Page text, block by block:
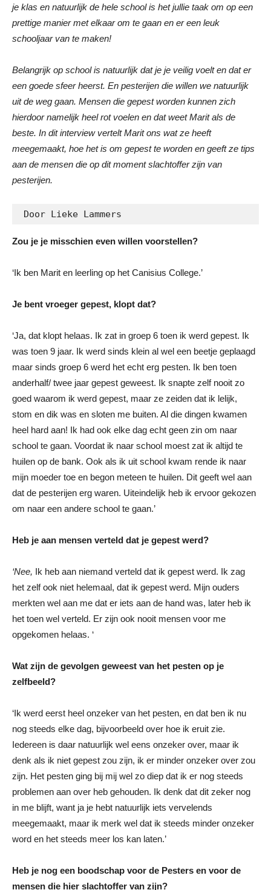
je klas en natuurlijk de hele school is het jullie taak om op een
prettige manier met elkaar om te gaan en er een leuk
schooljaar van te maken!
Belangrijk op school is natuurlijk dat je je veilig voelt en dat er
een goede sfeer heerst. En pesterijen die willen we natuurlijk
uit de weg gaan. Mensen die gepest worden kunnen zich
hierdoor namelijk heel rot voelen en dat weet Marit als de
beste. In dit interview vertelt Marit ons wat ze heeft
meegemaakt, hoe het is om gepest te worden en geeft ze tips
aan de mensen die op dit moment slachtoffer zijn van
pesterijen.
Door Lieke Lammers
Zou je je misschien even willen voorstellen?
‘Ik ben Marit en leerling op het Canisius College.’
Je bent vroeger gepest, klopt dat?
‘Ja, dat klopt helaas. Ik zat in groep 6 toen ik werd gepest. Ik
was toen 9 jaar. Ik werd sinds klein al wel een beetje geplaagd
maar sinds groep 6 werd het echt erg pesten. Ik ben toen
anderhalf/ twee jaar gepest geweest. Ik snapte zelf nooit zo
goed waarom ik werd gepest, maar ze zeiden dat ik lelijk,
stom en dik was en sloten me buiten. Al die dingen kwamen
heel hard aan! Ik had ook elke dag echt geen zin om naar
school te gaan. Voordat ik naar school moest zat ik altijd te
huilen op de bank. Ook als ik uit school kwam rende ik naar
mijn moeder toe en begon meteen te huilen. Dit geeft wel aan
dat de pesterijen erg waren. Uiteindelijk heb ik ervoor gekozen
om naar een andere school te gaan.’
Heb je aan mensen verteld dat je gepest werd?
‘Nee, Ik heb aan niemand verteld dat ik gepest werd. Ik zag
het zelf ook niet helemaal, dat ik gepest werd. Mijn ouders
merkten wel aan me dat er iets aan de hand was, later heb ik
het toen wel verteld. Er zijn ook nooit mensen voor me
opgekomen helaas. ‘
Wat zijn de gevolgen geweest van het pesten op je
zelfbeeld?
‘Ik werd eerst heel onzeker van het pesten, en dat ben ik nu
nog steeds elke dag, bijvoorbeeld over hoe ik eruit zie.
Iedereen is daar natuurlijk wel eens onzeker over, maar ik
denk als ik niet gepest zou zijn, ik er minder onzeker over zou
zijn. Het pesten ging bij mij wel zo diep dat ik er nog steeds
problemen aan over heb gehouden. Ik denk dat dit zeker nog
in me blijft, want ja je hebt natuurlijk iets vervelends
meegemaakt, maar ik merk wel dat ik steeds minder onzeker
word en het steeds meer los kan laten.’
Heb je nog een boodschap voor de Pesters en voor de
mensen die hier slachtoffer van zijn?